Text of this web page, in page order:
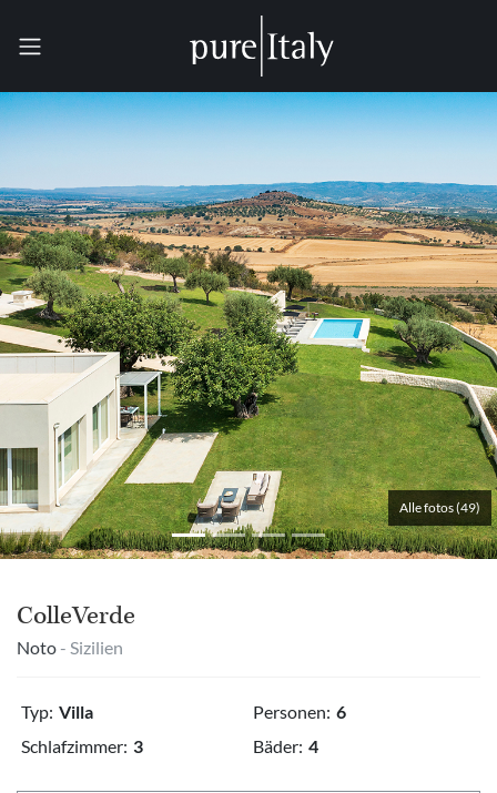
Alle fotos (49)
ColleVerde
Noto - Sizilien
Typ: Villa Personen: 6
Schlafzimmer: 3 Bäder: 4